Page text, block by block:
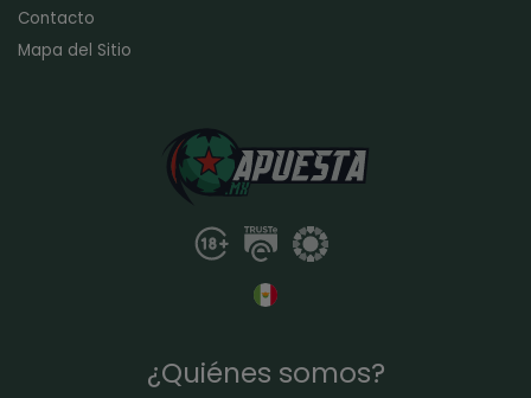
Contacto
Mapa del Sitio
¿Quiénes somos?